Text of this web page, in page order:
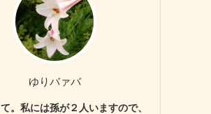
ゆりバァバ
。私には孫が２人いますので、